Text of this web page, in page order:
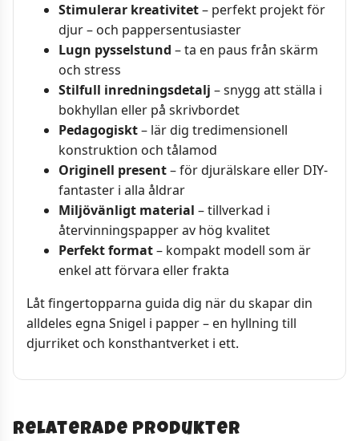
Stimulerar kreativitet– perfekt projekt för
djur – och pappersentusiaster
Lugn pysselstund – ta en paus från skärm
och stress
Stilfull inredningsdetalj – snygg att ställa i
bokhyllan eller på skrivbordet
Pedagogiskt– lär dig tredimensionell
konstruktion och tålamod
Originell present– för djurälskare eller DIY-
fantaster i alla åldrar
Miljövänligt material – tillverkad i
återvinningspapper av hög kvalitet
Perfekt format– kompakt modell som är
enkel att förvara eller frakta
Låt fingertopparna guida dig när du skapar din
alldeles egna Snigel i papper – en hyllning till
djurriket och konsthantverket i ett.
Relaterade produkter